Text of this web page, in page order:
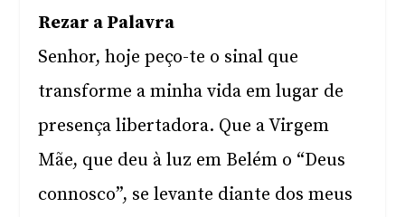
Rezar a Palavra
Senhor, hoje peço-te o sinal que
transforme a minha vida em lugar de
presença libertadora. Que a Virgem
Mãe, que deu à luz em Belém o “Deus
connosco”, se levante diante dos meus